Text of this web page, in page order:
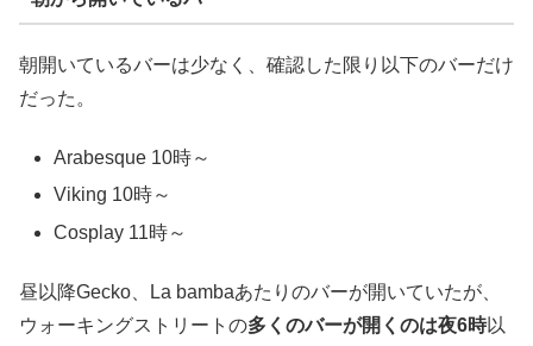
朝開いているバーは少なく、確認した限り以下のバーだけ
だった。
Arabesque 10時～
Viking 10時～
Cosplay 11時～
昼以降Gecko、La bambaあたりのバーが開いていたが、
ウォーキングストリートの多くのバーが開くのは夜6時以